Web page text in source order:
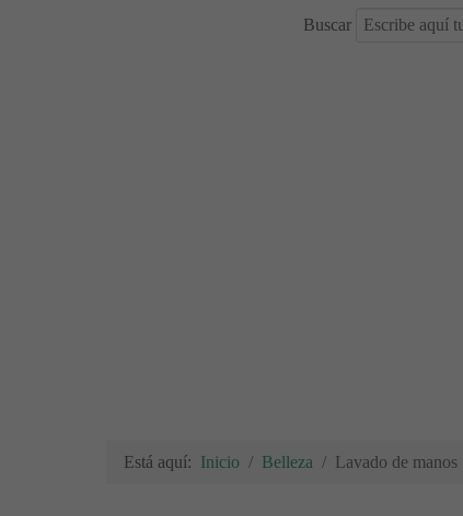
Buscar
Está aquí: Inicio Belleza Lavado de